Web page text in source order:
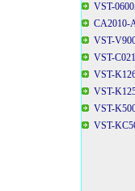
VST-
CA2010-
VST-
VST-
VST-
VST-
VST-
VST-